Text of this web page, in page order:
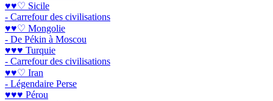
♥♥♡ Sicile
- Carrefour des civilisations
♥♥♡ Mongolie
- De Pékin à Moscou
♥♥♥ Turquie
- Carrefour des civilisations
♥♥♡ Iran
- Légendaire Perse
♥♥♥ Pérou